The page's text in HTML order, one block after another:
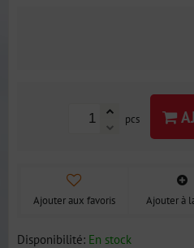
pcs
Ajouter aux favoris Ajouter à
Disponibilité: En stock